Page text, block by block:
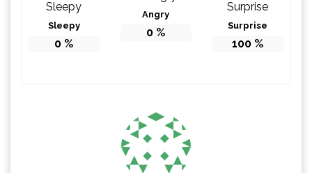
Sleepy
0 %
Angry
0 %
Surprise
100 %